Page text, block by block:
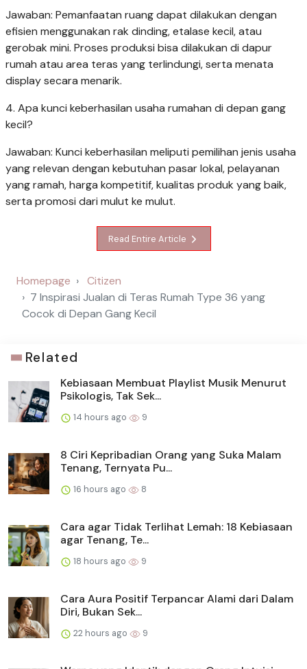
Jawaban: Pemanfaatan ruang dapat dilakukan dengan
efisien menggunakan rak dinding, etalase kecil, atau
gerobak mini. Proses produksi bisa dilakukan di dapur
rumah atau area teras yang terlindungi, serta menata
display secara menarik.
4. Apa kunci keberhasilan usaha rumahan di depan gang
kecil?
Jawaban: Kunci keberhasilan meliputi pemilihan jenis usaha
yang relevan dengan kebutuhan pasar lokal, pelayanan
yang ramah, harga kompetitif, kualitas produk yang baik,
serta promosi dari mulut ke mulut.
Read Entire Article
Homepage
Citizen
7 Inspirasi Jualan di Teras Rumah Type 36 yang
Cocok di Depan Gang Kecil
Related
Kebiasaan Membuat Playlist Musik Menurut
Psikologis, Tak Sek...
14 hours ago 9
8 Ciri Kepribadian Orang yang Suka Malam
Tenang, Ternyata Pu...
16 hours ago 8
Cara agar Tidak Terlihat Lemah: 18 Kebiasaan
agar Tenang, Te...
18 hours ago 9
Cara Aura Positif Terpancar Alami dari Dalam
Diri, Bukan Sek...
22 hours ago 9